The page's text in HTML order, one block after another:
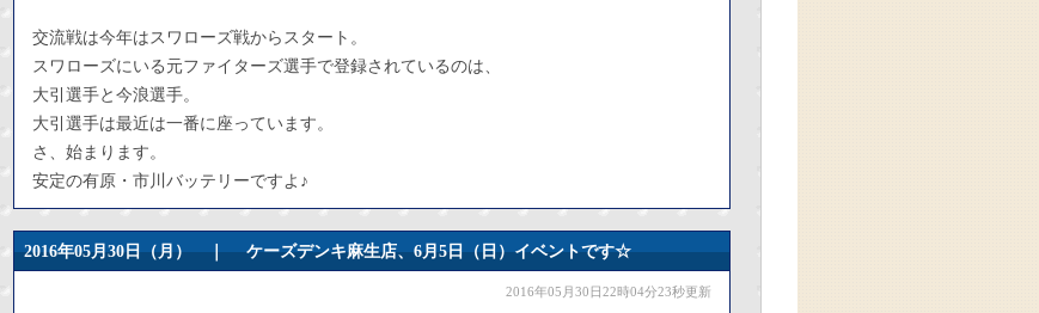
交流戦は今年はスワローズ戦からスタート。
スワローズにいる元ファイターズ選手で登録されているのは、
大引選手と今浪選手。
大引選手は最近は一番に座っています。
さ、始まります。
安定の有原・市川バッテリーですよ♪
2016年05月30日（月） ｜ケーズデンキ麻生店、6月5日（日）イベントです☆
2016年05月30日22時04分23秒更新